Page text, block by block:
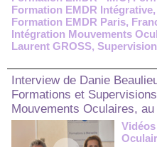
Formation EMDR Intégrative,
Formation EMDR Paris,
Intégration Mouvements
Laurent GROSS,
Interview de Danie
Formations et
Mouvements Oculaires,